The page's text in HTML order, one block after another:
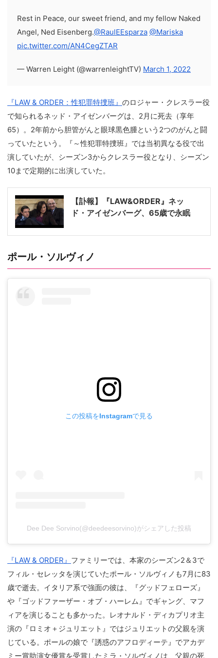
Rest in Peace, our sweet friend, and my fellow Naked
Angel, Ned Eisenberg.@RaulEEsparza @Mariska
pic.twitter.com/AN4CegZTAR
— Warren Leight (@warrenleightTV) March 1, 2022
『LAW & ORDER：性犯罪特捜班』 のロジャー・クレスラー役
で知られるネッド・アイゼンバーグは、2月に死去（享年
65）。2年前から胆管がんと眼球黒色腫という2つのがんと闘
っていたという。『～性犯罪特捜班』では当初異なる役で出
演していたが、シーズン3からクレスラー役となり、シーズン
10まで定期的に出演していた。
【訃報】『LAW&ORDER』ネッ
ド・アイゼンバーグ、65歳で永眠
ポール・ソルヴィノ
この投稿をInstagramで見る
Dee Dee Sorvino(@deedeesorvino)がシェアした投稿
『LAW & ORDER』 ファミリーでは、本家のシーズン2＆3で
フィル・セレッタを演じていたポール・ソルヴィノも7月に83
歳で逝去。イタリア系で強面の彼は、『グッドフェローズ』
や『ゴッドファーザー・オブ・ハーレム』でギャング、マフ
ィアを演じることも多かった。レオナルド・ディカプリオ主
演の『ロミオ＋ジュリエット』ではジュリエットの父親を演
じている。ポールの娘で『誘惑のアフロディーテ』でアカデ
ミー賞助演女優賞を受賞したミラ・ソルヴィノは、父親の死